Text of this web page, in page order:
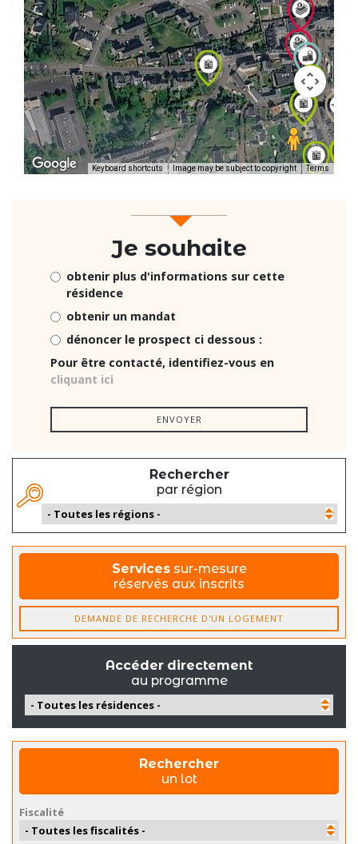
Rechercher
par région
Services sur-mesure
réservés aux inscrits
DEMANDE DE RECHERCHE D'UN LOGEMENT
Keyboard shortcuts Image may be subject to copyright Terms
Je souhaite
obtenir plus d'informations sur cette
résidence
obtenir un mandat
dénoncer le prospect ci dessous :
Pour être contacté, identifiez-vous en
cliquant ici
ENVOYER
Accéder directement
au programme
Rechercher
un lot
Fiscalité